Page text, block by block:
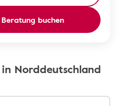
buchen
Norddeutschland